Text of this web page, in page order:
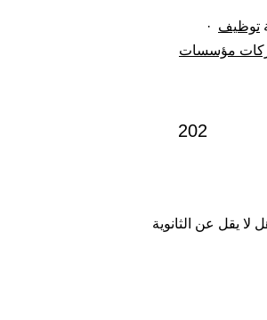
توظيف
مؤسسات
يقل عن الثانوية